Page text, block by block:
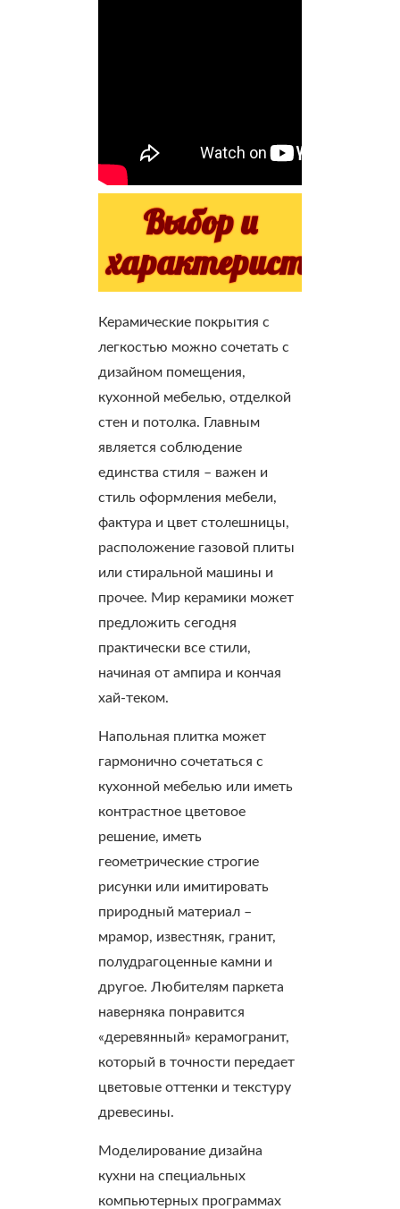
Выбор и
характеристики
Керамические покрытия с
легкостью можно сочетать с
дизайном помещения,
кухонной мебелью, отделкой
стен и потолка. Главным
является соблюдение
единства стиля – важен и
стиль оформления мебели,
фактура и цвет столешницы,
расположение газовой плиты
или стиральной машины и
прочее. Мир керамики может
предложить сегодня
практически все стили,
начиная от ампира и кончая
хай-теком.
Напольная плитка может
гармонично сочетаться с
кухонной мебелью или иметь
контрастное цветовое
решение, иметь
геометрические строгие
рисунки или имитировать
природный материал –
мрамор, известняк, гранит,
полудрагоценные камни и
другое. Любителям паркета
наверняка понравится
«деревянный» керамогранит,
который в точности передает
цветовые оттенки и текстуру
древесины.
Моделирование дизайна
кухни на специальных
компьютерных программах